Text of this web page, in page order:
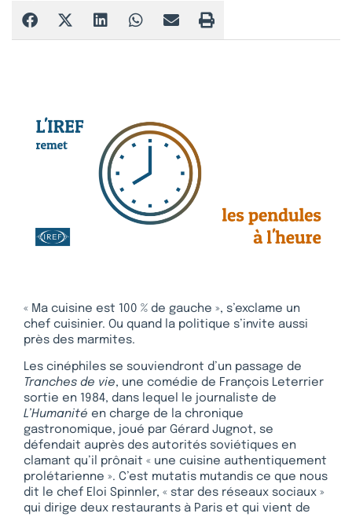
« Ma cuisine est 100 % de gauche », s’exclame un
chef cuisinier. Ou quand la politique s’invite aussi
près des marmites.
Les cinéphiles se souviendront d’un passage de
Tranches de vie, une comédie de François Leterrier
sortie en 1984, dans lequel le journaliste de
L’Humanité en charge de la chronique
gastronomique, joué par Gérard Jugnot, se
défendait auprès des autorités soviétiques en
clamant qu’il prônait « une cuisine authentiquement
prolétarienne ». C’est mutatis mutandis ce que nous
dit le chef Eloi Spinnler, « star des réseaux sociaux »
qui dirige deux restaurants à Paris et qui vient de